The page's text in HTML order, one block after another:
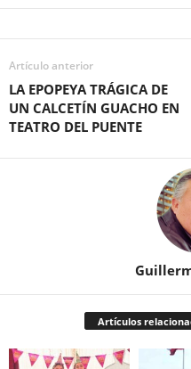
Artículo anterior
LA EPOPEYA TRÁGICA DE
UN CALCETÍN GUACHO EN
TEATRO DEL PUENTE
Artículos